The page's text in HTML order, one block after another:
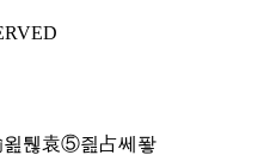
퉪袁⑤즲占쎄퐣